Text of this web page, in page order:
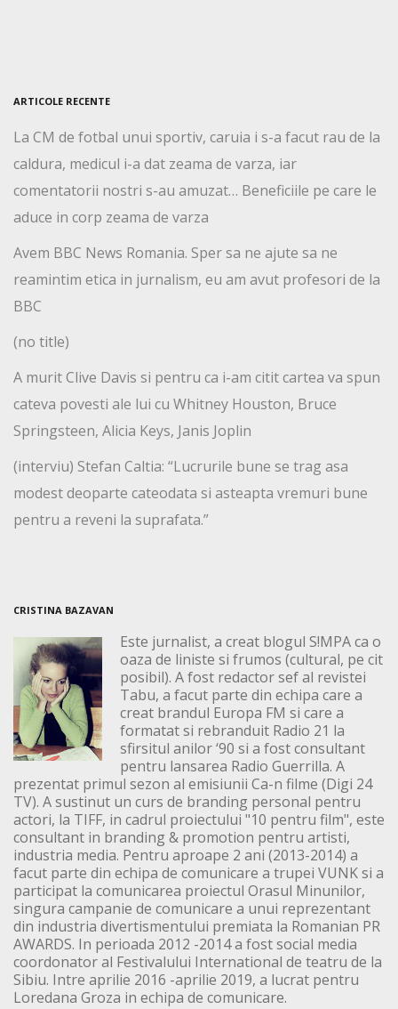
ARTICOLE RECENTE
La CM de fotbal unui sportiv, caruia i s-a facut rau de la
caldura, medicul i-a dat zeama de varza, iar
comentatorii nostri s-au amuzat… Beneficiile pe care le
aduce in corp zeama de varza
Avem BBC News Romania. Sper sa ne ajute sa ne
reamintim etica in jurnalism, eu am avut profesori de la
BBC
(no title)
A murit Clive Davis si pentru ca i-am citit cartea va spun
cateva povesti ale lui cu Whitney Houston, Bruce
Springsteen, Alicia Keys, Janis Joplin
(interviu) Stefan Caltia: “Lucrurile bune se trag asa
modest deoparte cateodata si asteapta vremuri bune
pentru a reveni la suprafata.”
CRISTINA BAZAVAN
Este jurnalist, a creat blogul S!MPA ca o
oaza de liniste si frumos (cultural, pe cit
posibil). A fost redactor sef al revistei
Tabu, a facut parte din echipa care a
creat brandul Europa FM si care a
formatat si rebranduit Radio 21 la
sfirsitul anilor ‘90 si a fost consultant
pentru lansarea Radio Guerrilla. A
prezentat primul sezon al emisiunii Ca-n filme (Digi 24
TV). A sustinut un curs de branding personal pentru
actori, la TIFF, in cadrul proiectului "10 pentru film", este
consultant in branding & promotion pentru artisti,
industria media. Pentru aproape 2 ani (2013-2014) a
facut parte din echipa de comunicare a trupei VUNK si a
participat la comunicarea proiectul Orasul Minunilor,
singura campanie de comunicare a unui reprezentant
din industria divertismentului premiata la Romanian PR
AWARDS. In perioada 2012 -2014 a fost social media
coordonator al Festivalului International de teatru de la
Sibiu. Intre aprilie 2016 -aprilie 2019, a lucrat pentru
Loredana Groza in echipa de comunicare.